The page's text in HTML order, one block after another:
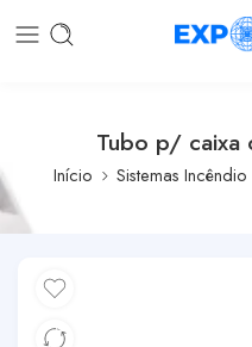
Tubo p/ caixa
Início Sistemas Incêndio